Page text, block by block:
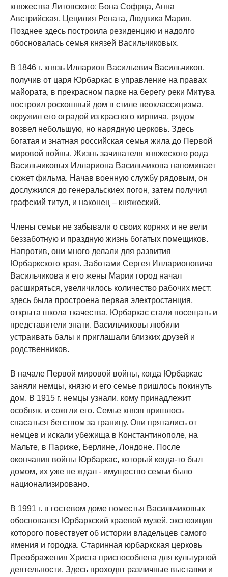
княжества Литовского: Бона Софрца, Анна
Австрийская, Цецилия Рената, Людвика Мария.
Позднее здесь построила резиденцию и надолго
обосновалась семья князей Васильчиковых.
В 1846 г. князь Илларион Васильевич Васильчиков,
получив от царя Юрбаркас в управление на правах
майората, в прекрасном парке на берегу реки Митува
построил роскошный дом в стиле неоклассицизма,
окружил его оградой из красного кирпича, рядом
возвел небольшую, но нарядную церковь. Здесь
богатая и знатная российская семья жила до Первой
мировой войны. Жизнь зачинателя княжеского рода
Васильчиковых Иллариона Васильчикова напоминает
сюжет фильма. Начав военную службу рядовым, он
дослужился до генеральскиех погон, затем получил
графский титул, и наконец – княжеский.
Члены семьи не забывали о своих корнях и не вели
беззаботную и праздную жизнь богатых помещиков.
Напротив, они много делали для развития
Юрбаркского края. Заботами Сергея Илларионовича
Васильчикова и его жены Марии город начал
расширяться, увеличилось количество рабочих мест:
здесь была простроена первая электростанция,
открыта школа ткачества. Юрбаркас стали посещать и
представители знати. Васильчиковы любили
устраивать балы и приглашали близких друзей и
родственников.
В начале Первой мировой войны, когда Юрбаркас
заняли немцы, князю и его семье пришлось покинуть
дом. В 1915 г. немцы узнали, кому принадлежит
особняк, и сожгли его. Семье князя пришлось
спасаться бегством за границу. Они прятались от
немцев и искали убежища в Константинополе, на
Мальте, в Париже, Берлине, Лондоне. После
окончания войны Юрбаркас, который когда-то был
домом, их уже не ждал - имущество семьи было
национализировано.
В 1991 г. в гостевом доме поместья Васильчиковых
обосновался Юрбаркский краевой музей, экспозиция
которого повествует об истории владельцев самого
имения и городка. Старинная юрбаркская церковь
Преображения Христа приспособлена для культурной
деятельности. Здесь проходят различные выставки и